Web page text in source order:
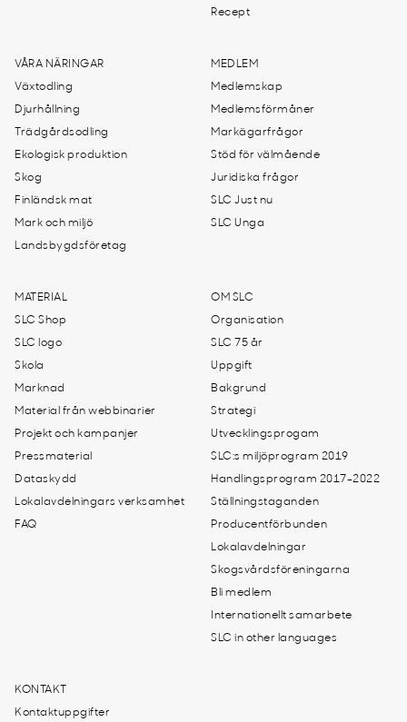
Recept
VÅRA NÄRINGAR
Växtodling
Djurhållning
Trädgårdsodling
Ekologisk produktion
Skog
Finländsk mat
Mark och miljö
Landsbygdsföretag
MEDLEM
Medlemskap
Medlemsförmåner
Markägarfrågor
Stöd för välmående
Juridiska frågor
SLC Just nu
SLC Unga
MATERIAL
SLC Shop
SLC logo
Skola
Marknad
Material från webbinarier
Projekt och kampanjer
Pressmaterial
Dataskydd
Lokalavdelningars verksamhet
FAQ
OM SLC
Organisation
SLC 75 år
Uppgift
Bakgrund
Strategi
Utvecklingsprogam
SLC:s miljöprogram 2019
Handlingsprogram 2017-2022
Ställningstaganden
Producentförbunden
Lokalavdelningar
Skogsvårdsföreningarna
Bli medlem
Internationellt samarbete
SLC in other languages
KONTAKT
Kontaktuppgifter